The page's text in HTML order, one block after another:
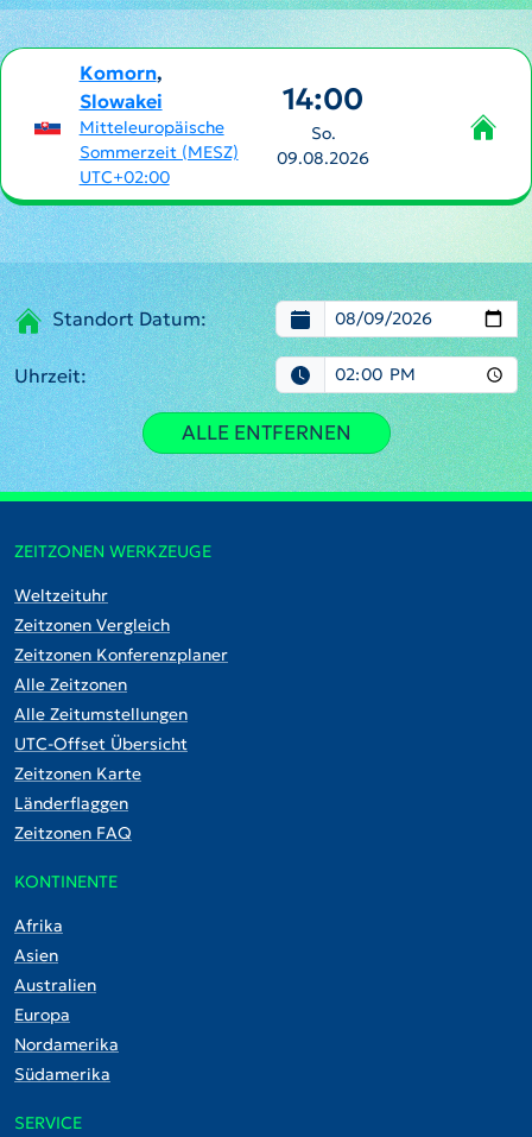
Komorn,
Slowakei
Mitteleuropäische
Sommerzeit (MESZ)
UTC+02:00
14:00
So.
09.08.2026
Standort Datum:
Uhrzeit:
ALLE ENTFERNEN
ZEITZONEN WERKZEUGE
Weltzeituhr
Zeitzonen Vergleich
Zeitzonen Konferenzplaner
Alle Zeitzonen
Alle Zeitumstellungen
UTC-Offset Übersicht
Zeitzonen Karte
Länderflaggen
Zeitzonen FAQ
KONTINENTE
Afrika
Asien
Australien
Europa
Nordamerika
Südamerika
SERVICE